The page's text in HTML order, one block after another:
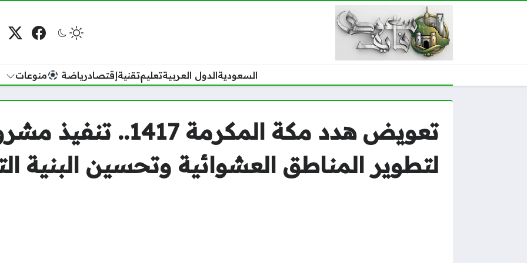
فيسبوك
السعوديةالدول العربيةتعليمتقنيةإقتصادرياضة منوعات
تعويض هدد مكة المكرمة
لتطوير المناطق العشوائية وتحسين البنية